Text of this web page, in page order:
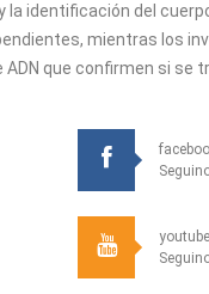
la identificación del
mientras los
que confirmen si se
youtube